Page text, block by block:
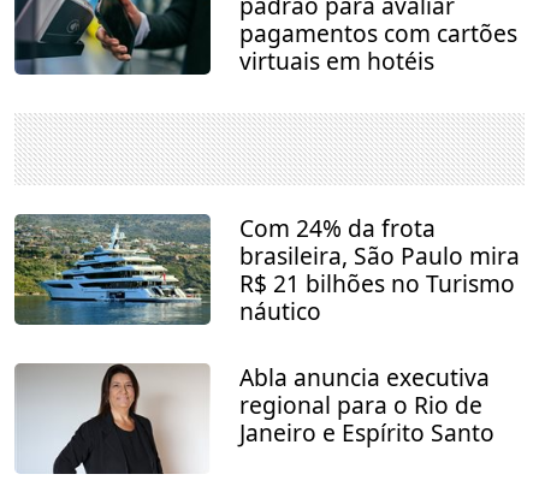
pagamentos com cartões
virtuais em hotéis
Com 24% da frota
brasileira, São Paulo mira
R$ 21 bilhões no Turismo
náutico
Abla anuncia executiva
regional para o Rio de
Janeiro e Espírito Santo